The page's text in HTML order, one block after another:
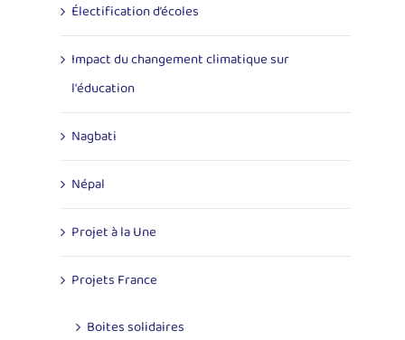
Électification d’écoles
Impact du changement climatique sur
l'éducation
Nagbati
Népal
Projet à la Une
Projets France
Boites solidaires